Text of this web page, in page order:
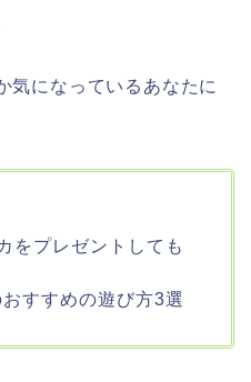
気になっているあなたに
をプレゼントしても
すすめの遊び方3選